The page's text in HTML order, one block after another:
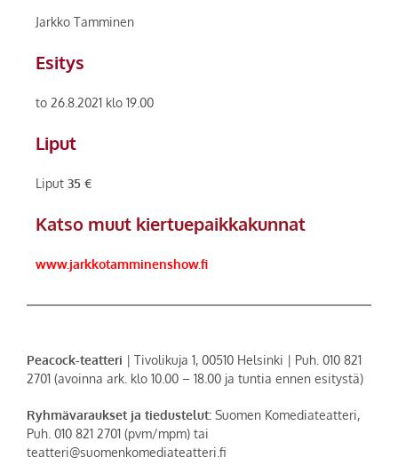
Jarkko Tamminen
Esitys
to 26.8.2021 klo 19.00
Liput
Liput 35 €
Katso muut kiertuepaikkakunnat
www.jarkkotamminenshow.fi
Peacock-teatteri | Tivolikuja 1, 00510 Helsinki | Puh. 010 821
2701 (avoinna ark. klo 10.00 – 18.00 ja tuntia ennen esitystä)
Ryhmävaraukset ja tiedustelut: Suomen Komediateatteri,
Puh. 010 821 2701 (pvm/mpm) tai
teatteri@suomenkomediateatteri.fi